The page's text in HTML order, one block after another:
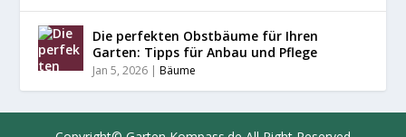
Die perfekten Obstbäume für Ihren
Garten: Tipps für Anbau und Pflege
Jan 5, 2026 |Bäume